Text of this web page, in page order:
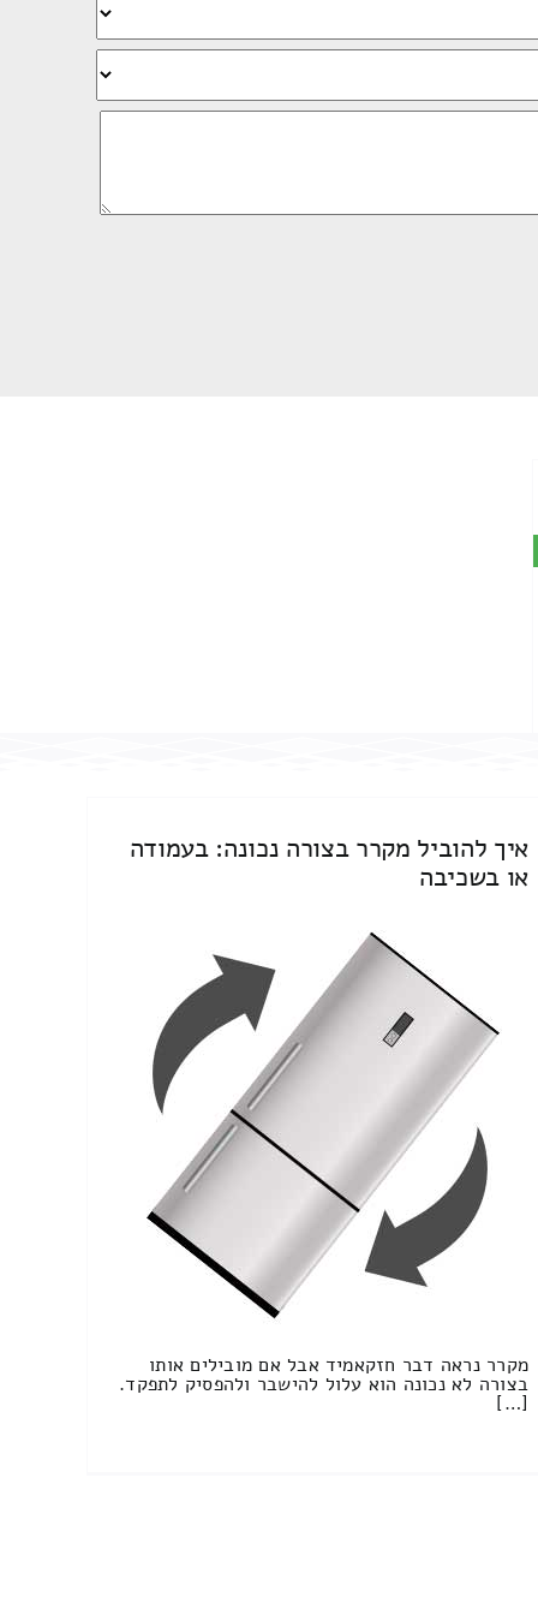
איך להוביל מקרר בצורה נכונה: בעמודה
או בשכיבה
מקרר נראה דבר חזקאמיד אבל אם מובילים אותו
בצורה לא נכונה הוא עלול להישבר ולהפסיק לתפקד.
[…]